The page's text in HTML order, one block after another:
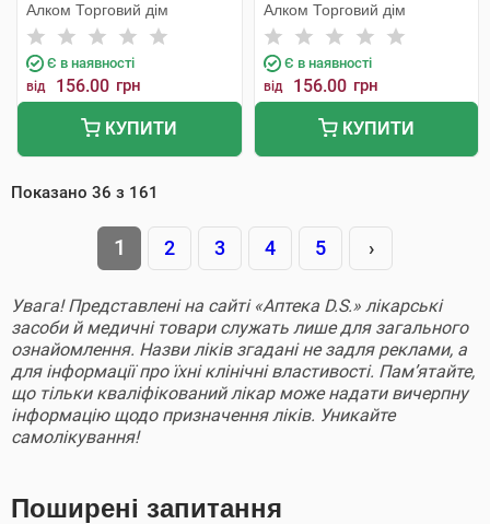
Алком Торговий дім
Є в наявності
від 156.00 грн
КУПИТИ
Алком Торговий дім
Є в наявності
від 156.00 грн
КУПИТИ
Показано 36 з 161
1 2 3 4 5 ›
Увага! Представлені на сайті «Аптека D.S.» лікарські
засоби й медичні товари служать лише для загального
ознайомлення. Назви ліків згадані не задля реклами, а
для інформації про їхні клінічні властивості. Пам’ятайте,
що тільки кваліфікований лікар може надати вичерпну
інформацію щодо призначення ліків. Уникайте
самолікування!
Поширені запитання